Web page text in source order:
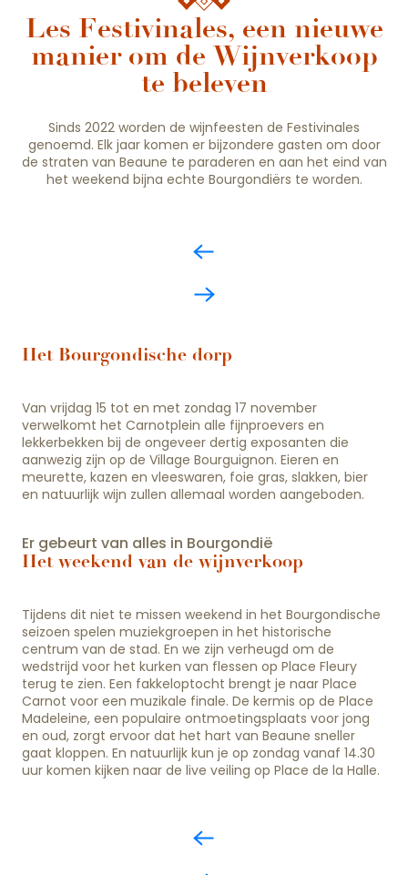
Les Festivinales, een nieuwe
manier om de Wijnverkoop
te beleven
Sinds 2022 worden de wijnfeesten de Festivinales
genoemd. Elk jaar komen er bijzondere gasten om door
de straten van Beaune te paraderen en aan het eind van
het weekend bijna echte Bourgondiërs te worden.
Het Bourgondische dorp
Van vrijdag 15 tot en met zondag 17 november
verwelkomt het Carnotplein alle fijnproevers en
lekkerbekken bij de ongeveer dertig exposanten die
aanwezig zijn op de Village Bourguignon. Eieren en
meurette, kazen en vleeswaren, foie gras, slakken, bier
en natuurlijk wijn zullen allemaal worden aangeboden.
Er gebeurt van alles in Bourgondië
Het weekend van de wijnverkoop
Tijdens dit niet te missen weekend in het Bourgondische
seizoen spelen muziekgroepen in het historische
centrum van de stad. En we zijn verheugd om de
wedstrijd voor het kurken van flessen op Place Fleury
terug te zien. Een fakkeloptocht brengt je naar Place
Carnot voor een muzikale finale. De kermis op de Place
Madeleine, een populaire ontmoetingsplaats voor jong
en oud, zorgt ervoor dat het hart van Beaune sneller
gaat kloppen. En natuurlijk kun je op zondag vanaf 14.30
uur komen kijken naar de live veiling op Place de la Halle.